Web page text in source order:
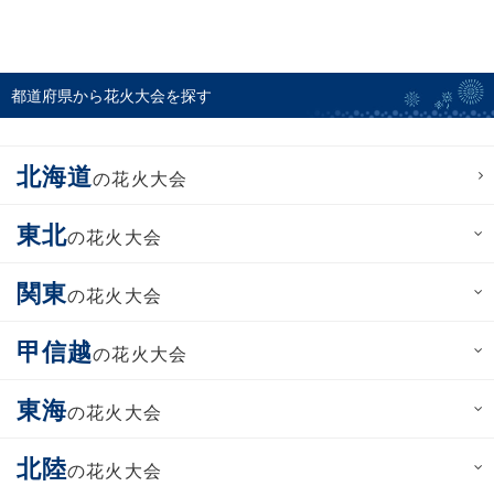
都道府県から花火大会を探す
北海道の花火大会
東北の花火大会
関東の花火大会
甲信越の花火大会
東海の花火大会
北陸の花火大会